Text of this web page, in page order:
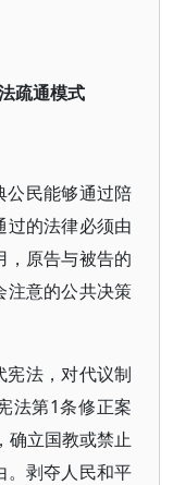
疏通模式
公民能够通过陪
过的法律必须由
，原告与被告的
注意的公共决策
宪法，对代议制
法第1条修正案
确立国教或禁止
。剥夺人民和平